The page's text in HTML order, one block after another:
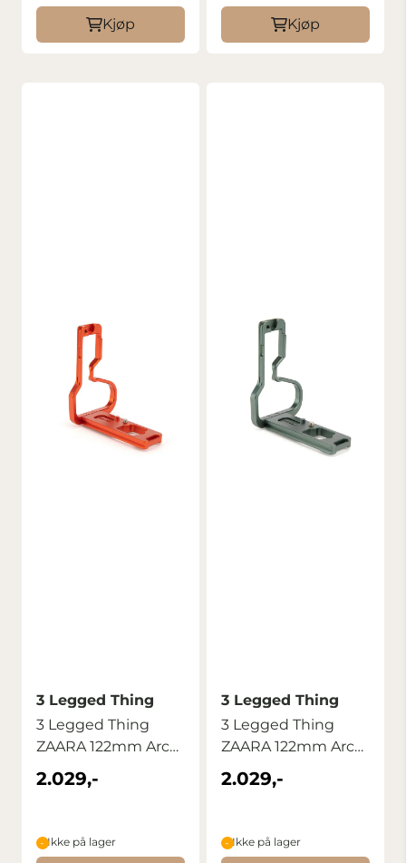
Kjøp Kjøp
3 Legged Thing
3 Legged Thing
ZAARA 122mm Arca
L-Bracket Copper ...
2.029,-
Ikke på lager
3 Legged Thing
3 Legged Thing
ZAARA 122mm Arca
L-Bracket Slate ...
2.029,-
Ikke på lager